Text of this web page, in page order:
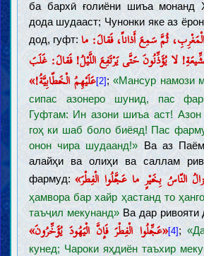
ба бархӣ ғолиёни шиъа монанд
дода шудааст; Чунонки яке аз
дод, гуфт: ثُمَّ سَمِعَ أَذاناً، فَقالَ: ما
لا یُؤَذِّنُونَ حَتَّى یَرْتَفِعَ اللَّیْلُ! فَقالَ: غَلَبَ
عَلَیْهِمُ الْخَطّابِیَّةُ!»[2] ;«Мансур намози
сипас азонеро шунид, пас
Гуфтам: Ин азони шиъа аст! Азон
гоҳ ки шаб боло биёяд! Пас
онон чира шудаанд!» Ва аз
алайҳи ва олиҳи ва саллам
фармуд:النّاسُ بِخَيْرٍ ما عَجَّلُوا الْفِطْرَ»
ҳамвора бар хайр ҳастанд то
таъҷил мекунанд»Ва дар ривояти
«عَجِّلُوا الْفِطْرَ فَإِنَّ الْيَهُودَ يُؤَخِّرُونَ»[4] ;
кунед; Чароки яҳдиён таъхир